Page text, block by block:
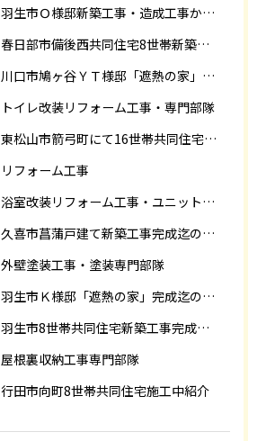
羽生市Ｏ様邸新築工事・造成工事から住宅完成までの紹介
春日部市備後西共同住宅8世帯新築工事完成迄の紹介です。
川口市鳩ヶ谷ＹＴ様邸「遮熱の家」工事状況
トイレ改装リフォーム工事・専門部隊
東松山市箭弓町にて16世帯共同住宅新築工事完成迄の紹介です。
リフォーム工事
浴室改装リフォーム工事・ユニットバス専門部隊
久喜市菖蒲戸建て新築工事完成迄の紹介
外壁塗装工事・塗装専門部隊
羽生市Ｋ様邸「遮熱の家」完成迄の紹介です
羽生市8世帯共同住宅新築工事完成迄の紹介
屋根裏収納工事専門部隊
行田市向町8世帯共同住宅施工中紹介